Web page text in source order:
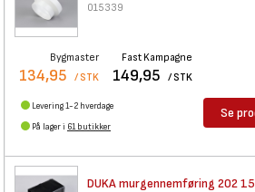
015339
Bygmaster
134,95 / STK
Fast Kampagne
149,95 / STK
Levering 1-2 hverdage
På lager i 61 butikker
Se
DUKA murgennemføring 202